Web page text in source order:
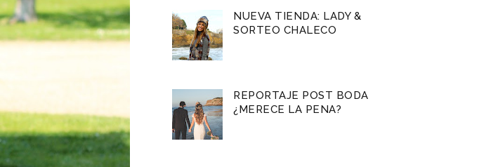
NUEVA TIENDA: LADY &
SORTEO CHALECO
REPORTAJE POST BODA
¿MERECE LA PENA?